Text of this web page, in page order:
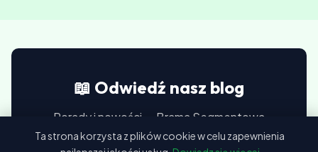
📖 Odwiedź nasz blog
Porady i nowości — Brama Segmentowa
Ta strona korzysta z plików cookie w celu zapewnienia